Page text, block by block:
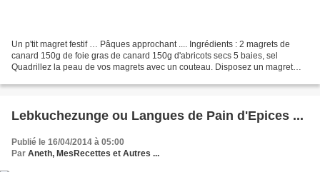
Un p'tit magret festif … Pâques approchant .... Ingrédients : 2 magrets de
canard 150g de foie gras de canard 150g d'abricots secs 5 baies, sel
Quadrillez la peau de vos magrets avec un couteau. Disposez un magret
Lebkuchezunge ou Langues de Pain d'Epices ...
Publié le 16/04/2014 à 05:00
Par Aneth, MesRecettes et Autres ...